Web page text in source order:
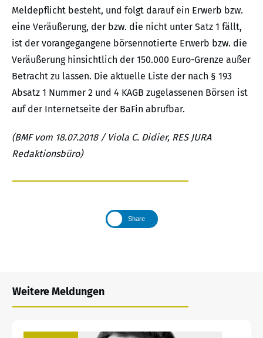
Meldepflicht besteht, und folgt darauf ein Erwerb bzw.
eine Veräußerung, der bzw. die nicht unter Satz 1 fällt,
ist der vorangegangene börsennotierte Erwerb bzw. die
Veräußerung hinsichtlich der 150.000 Euro-Grenze außer
Betracht zu lassen. Die aktuelle Liste der nach § 193
Absatz 1 Nummer 2 und 4 KAGB zugelassenen Börsen ist
auf der Internetseite der BaFin abrufbar.
(BMF vom 18.07.2018 / Viola C. Didier, RES JURA
Redaktionsbüro)
Share
Weitere Meldungen